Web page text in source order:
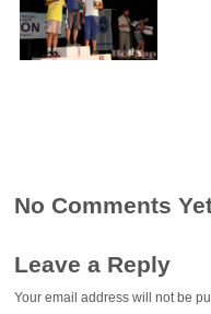
No Comments
Leave a Reply
Your email address will not be